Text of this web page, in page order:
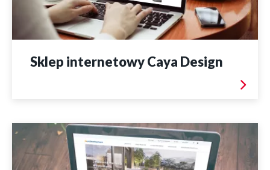
Sklep internetowy Caya Design